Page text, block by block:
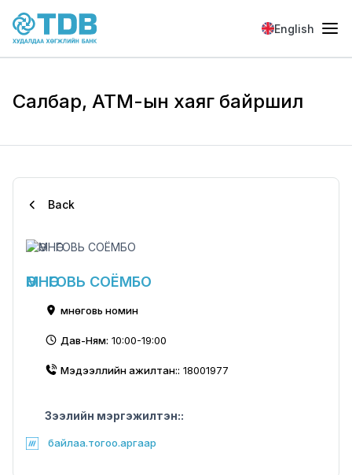
Skip to main content
English
Салбар, АТМ-ын хаяг байршил
Back
ӨМНӨГОВЬ СОЁМБО
Өмнөговь номин
Дав-Ням: 10:00-19:00
Мэдээллийн ажилтан:: 18001977
Зээлийн мэргэжилтэн::
байлаа.тогоо.аргаар